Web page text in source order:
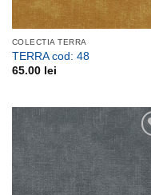
COLECTIA TERRA
TERRA cod: 48
65.00 lei
la